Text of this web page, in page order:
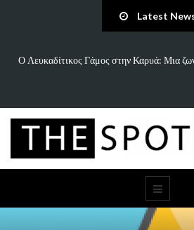
Latest
και «Άννα Είσαι Καλά;»: Το νέο